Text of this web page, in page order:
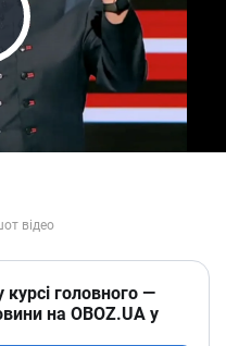
Video
головного —
на OBOZ.UA у